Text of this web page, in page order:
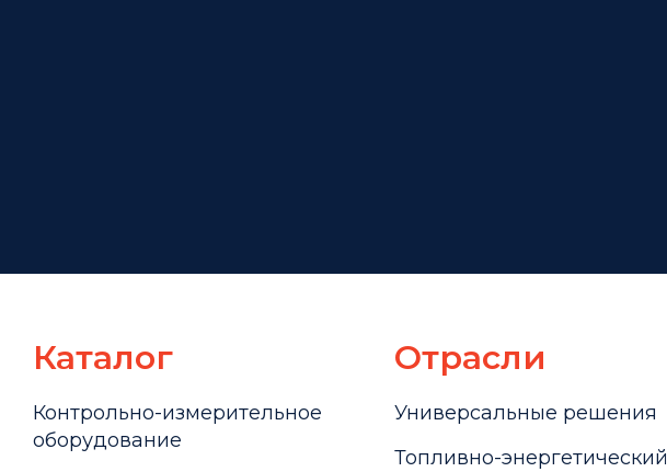
Каталог
Контрольно-измерительное
оборудование
Отрасли
Универсальные решения
Топливно-энергетический